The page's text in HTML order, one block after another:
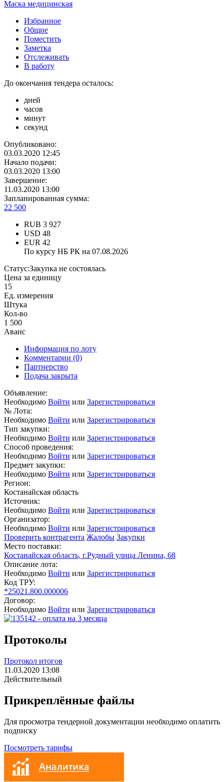
Маска медицинская
Избранное
Общие
Поместить
Заметка
Отслеживать
В работу
До окончания тендера осталось:
дней
часов
минут
секунд
Опубликовано:
03.03.2020 12:45
Начало подачи:
03.03.2020 13:00
Завершение:
11.03.2020 13:00
Запланированная сумма:
22 500
RUB 3 927
USD 48
EUR 42
По курсу НБ РК на 07.08.2026
Статус:Закупка не состоялась
Цена за единицу
15
Ед. измерения
Штука
Кол-во
1 500
Аванс
Информация по лоту
Комментарии (0)
Партнерство
Подача закрыта
Объявление:
Необходимо Войти или Зарегистрироваться
№ Лота:
Необходимо Войти или Зарегистрироваться
Тип закупки:
Необходимо Войти или Зарегистрироваться
Способ проведения:
Необходимо Войти или Зарегистрироваться
Предмет закупки:
Необходимо Войти или Зарегистрироваться
Регион:
Костанайская область
Источник:
Необходимо Войти или Зарегистрироваться
Организатор:
Необходимо Войти или Зарегистрироваться
Проверить контрагента Жалобы Закупки
Место поставки:
Костанайская область, г.Рудный улица Ленина, 68
Описание лота:
Необходимо Войти или Зарегистрироваться
Код ТРУ:
*25021.800.000006
Договор:
Необходимо Войти или Зарегистрироваться
Протоколы
Протокол итогов
11.03.2020 13:08
Действительный
Прикреплённые файлы
Для просмотра тендерной документации необходимо оплатить
подписку
Посмотреть тарифы